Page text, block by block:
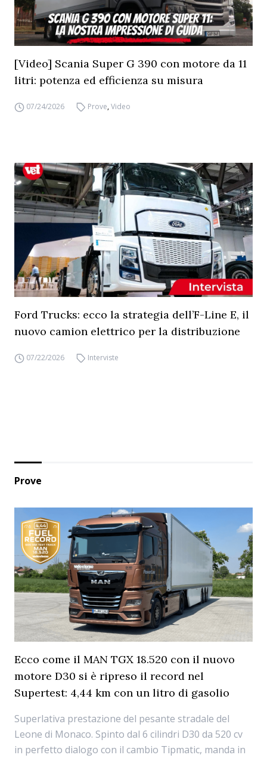
[Video] Scania Super G 390 con motore da 11
litri: potenza ed efficienza su misura
07/24/2026 Prove,Video
Ford Trucks: ecco la strategia dell’F-Line E, il
nuovo camion elettrico per la distribuzione
07/22/2026 Interviste
Prove
Ecco come il MAN TGX 18.520 con il nuovo
motore D30 si è ripreso il record nel
Supertest: 4,44 km con un litro di gasolio
Superlativa prestazione del pesante stradale del
Leone di Monaco. Spinto dal 6 cilindri D30 da 520 cv
in perfetto dialogo con il cambio Tipmatic, manda in